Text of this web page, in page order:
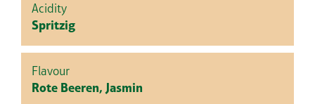
Acidity
Spritzig
Flavour
Rote Beeren, Jasmin